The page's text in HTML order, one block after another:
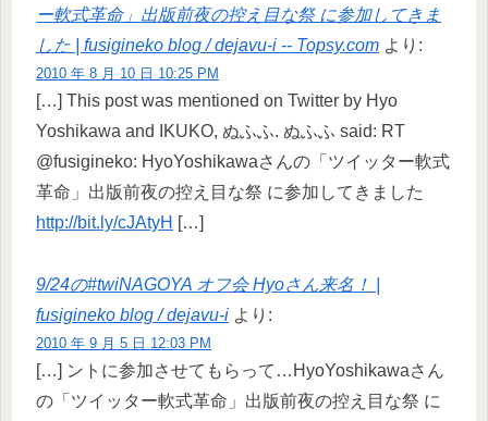
ー軟式革命」出版前夜の控え目な祭 に参加してきま
した | fusigineko blog / dejavu-i -- Topsy.com より:
2010 年 8 月 10 日 10:25 PM
[…] This post was mentioned on Twitter by Hyo
Yoshikawa and IKUKO, ぬふふ. ぬふふ said: RT
@fusigineko: HyoYoshikawaさんの「ツイッター軟式
革命」出版前夜の控え目な祭 に参加してきました
http://bit.ly/cJAtyH […]
9/24の#twiNAGOYA オフ会 Hyoさん来名！ |
fusigineko blog / dejavu-i より:
2010 年 9 月 5 日 12:03 PM
[…] ントに参加させてもらって…HyoYoshikawaさん
の「ツイッター軟式革命」出版前夜の控え目な祭 に